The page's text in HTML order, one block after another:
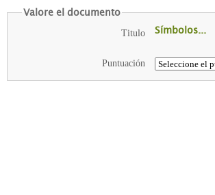
Valore el documento
Titulo Símbolos...
Puntuación